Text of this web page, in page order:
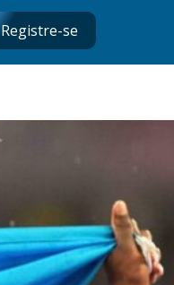
Registre-se